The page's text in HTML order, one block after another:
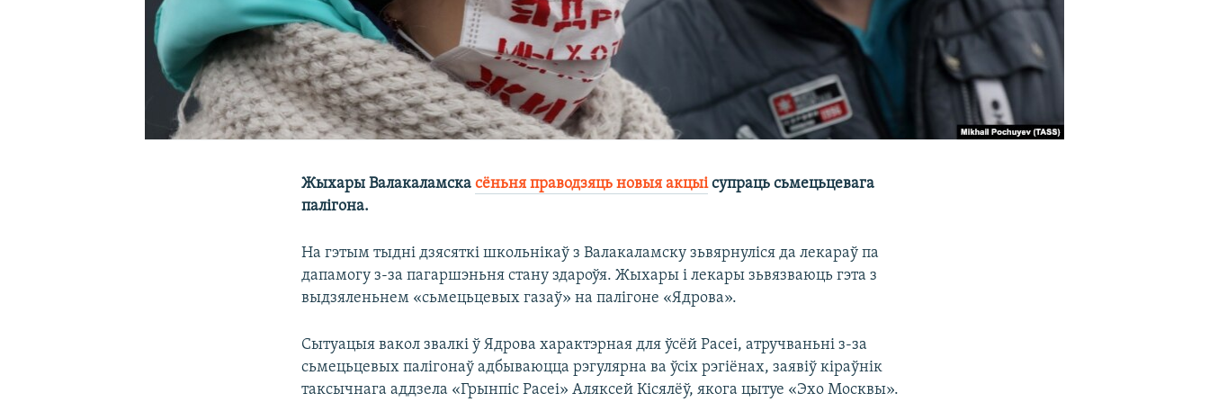
Жыхары Валакаламскасёньня праводзяць новыя акцыісупраць сьмецьцевага
палігона.
На гэтым тыдні дзясяткі школьнікаў з Валакаламску зьвярнуліся да лекараў па
дапамогу з-за пагаршэньня стану здароўя. Жыхары і лекары зьвязваюць гэта з
выдзяленьнем «сьмецьцевых газаў» на палігоне «Ядрова».
Сытуацыя вакол звалкі ў Ядрова характэрная для ўсёй Расеі, атручваньні з-за
сьмецьцевых палігонаў адбываюцца рэгулярна ва ўсіх рэгіёнах, заявіў кіраўнік
таксычнага аддзела «Грынпіс Расеі» Аляксей Кісялёў, якога цытуе «Эхо Москвы».